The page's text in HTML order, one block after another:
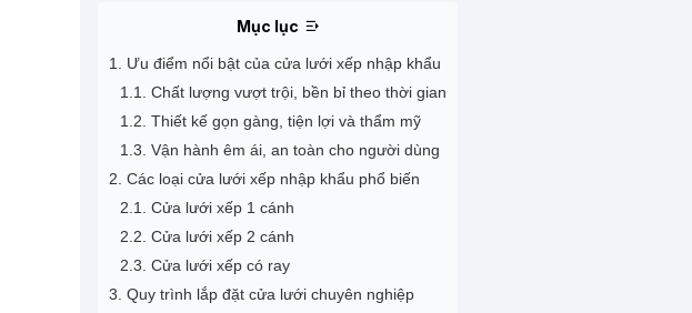
Mục lục
1. Ưu điểm nổi bật của cửa lưới xếp nhập khẩu
1.1. Chất lượng vượt trội, bền bỉ theo thời gian
1.2. Thiết kế gọn gàng, tiện lợi và thẩm mỹ
1.3. Vận hành êm ái, an toàn cho người dùng
2. Các loại cửa lưới xếp nhập khẩu phổ biến
2.1. Cửa lưới xếp 1 cánh
2.2. Cửa lưới xếp 2 cánh
2.3. Cửa lưới xếp có ray
3. Quy trình lắp đặt cửa lưới chuyên nghiệp